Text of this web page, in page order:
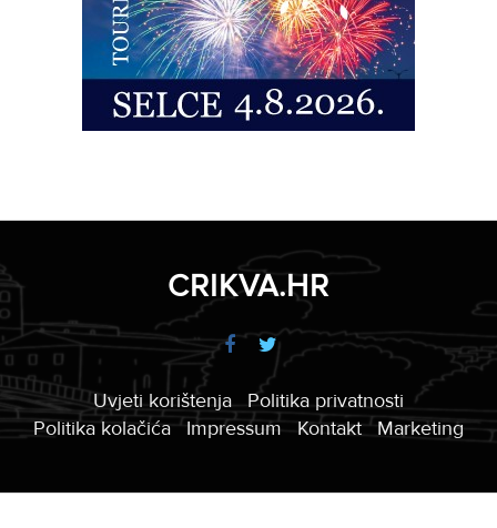
CRIKVA.HR
Uvjeti korištenja
Politika privatnosti
Politika kolačića
Impressum Kontakt Marketing